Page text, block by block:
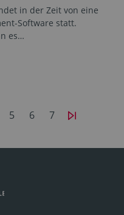
in der Zeit von eine
Software statt.
es…
5 6 7